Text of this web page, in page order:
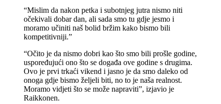
“Mislim da nakon petka i subotnjeg jutra nismo niti
očekivali dobar dan, ali sada smo tu gdje jesmo i
moramo učiniti naš bolid bržim kako bismo bili
kompetitivniji.”
“Očito je da nismo dobri kao što smo bili prošle godine,
uspoređujući ono što se događa ove godine s drugima.
Ovo je prvi trkaći vikend i jasno je da smo daleko od
onoga gdje bismo željeli biti, no to je naša realnost.
Moramo vidjeti što se može napraviti”, izjavio je
Raikkonen.